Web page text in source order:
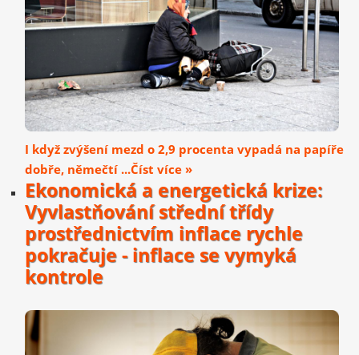
I když zvýšení mezd o 2,9 procenta vypadá na papíře
dobře, němečtí ...Číst více »
Ekonomická a energetická krize:
Vyvlastňování střední třídy
prostřednictvím inflace rychle
pokračuje - inflace se vymyká
kontrole